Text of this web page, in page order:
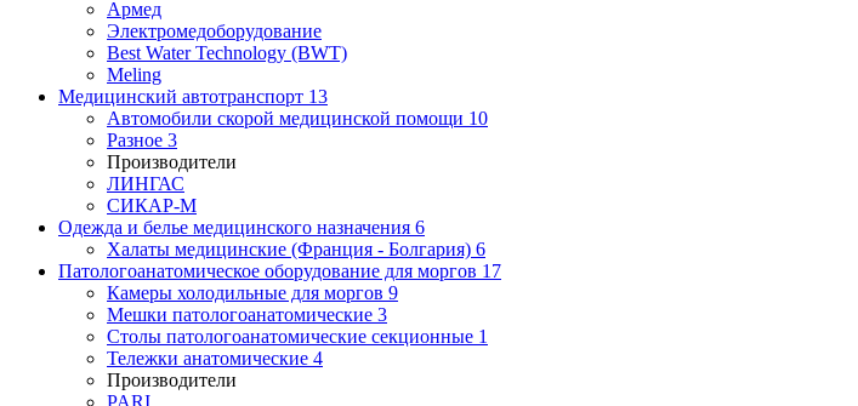
Армед
Электромедоборудование
Best Water Technology (BWT)
Meling
Медицинский автотранспорт 13
Автомобили скорой медицинской помощи 10
Разное 3
Производители
ЛИНГАС
СИКАР-М
Одежда и белье медицинского назначения 6
Халаты медицинские (Франция - Болгария) 6
Патологоанатомическое оборудование для моргов 17
Камеры холодильные для моргов 9
Мешки патологоанатомические 3
Столы патологоанатомические секционные 1
Тележки анатомические 4
Производители
PARI